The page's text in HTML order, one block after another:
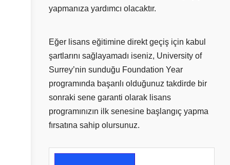
yapmanıza yardımcı olacaktır.
Eğer lisans eğitimine direkt geçiş için kabul
şartlarını sağlayamadı iseniz, University of
Surrey’nin sunduğu Foundation Year
programında başarılı olduğunuz takdirde bir
sonraki sene garanti olarak lisans
programınızın ilk senesine başlangıç yapma
fırsatına sahip olursunuz.